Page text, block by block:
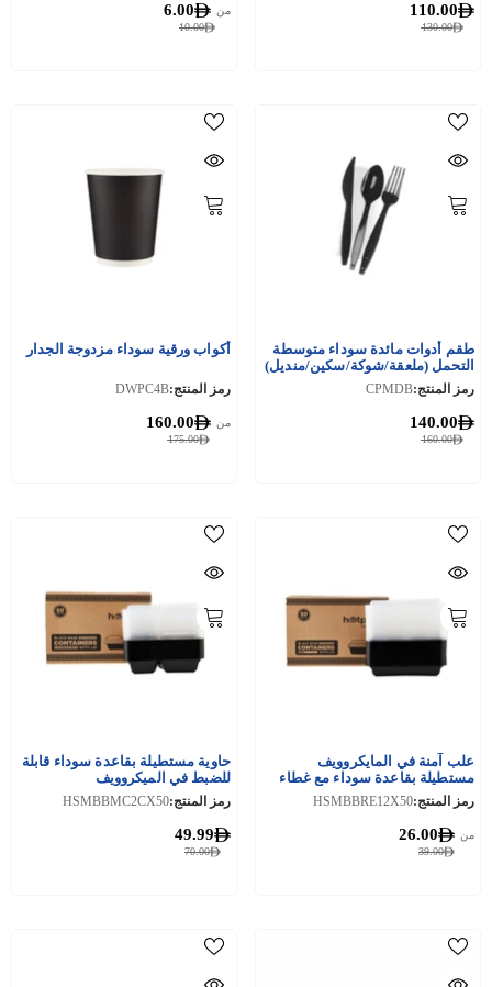
130.00
110.00
10.00
من 6.00
طقم أدوات مائدة سوداء متوسطة
التحمل (ملعقة/شوكة/سكين/منديل)
500 قطعة
رمز المنتج:CPMDB
160.00
140.00
أكواب ورقية سوداء مزدوجة الجدار
رمز المنتج:DWPC4B
175.00
من 160.00
علب آمنة في المايكروويف
مستطيلة بقاعدة سوداء مع غطاء
رمز المنتج:HSMBBRE12X50
39.00
من 26.00
حاوية مستطيلة بقاعدة سوداء قابلة
للضبط في الميكروويف
رمز المنتج:HSMBBMC2CX50
70.00
49.99